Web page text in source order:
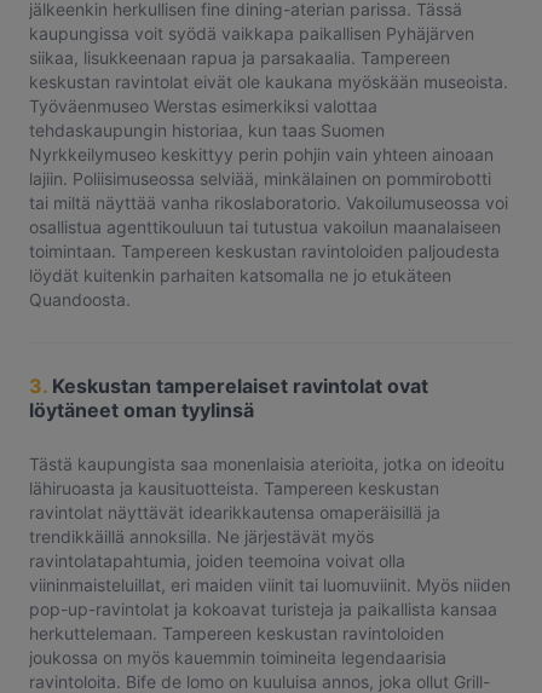
jälkeenkin herkullisen fine dining-aterian parissa. Tässä
kaupungissa voit syödä vaikkapa paikallisen Pyhäjärven
siikaa, lisukkeenaan rapua ja parsakaalia. Tampereen
keskustan ravintolat eivät ole kaukana myöskään museoista.
Työväenmuseo Werstas esimerkiksi valottaa
tehdaskaupungin historiaa, kun taas Suomen
Nyrkkeilymuseo keskittyy perin pohjin vain yhteen ainoaan
lajiin. Poliisimuseossa selviää, minkälainen on pommirobotti
tai miltä näyttää vanha rikoslaboratorio. Vakoilumuseossa voi
osallistua agenttikouluun tai tutustua vakoilun maanalaiseen
toimintaan. Tampereen keskustan ravintoloiden paljoudesta
löydät kuitenkin parhaiten katsomalla ne jo etukäteen
Quandoosta.
3. Keskustan tamperelaiset ravintolat ovat
löytäneet oman tyylinsä
Tästä kaupungista saa monenlaisia aterioita, jotka on ideoitu
lähiruoasta ja kausituotteista. Tampereen keskustan
ravintolat näyttävät idearikkautensa omaperäisillä ja
trendikkäillä annoksilla. Ne järjestävät myös
ravintolatapahtumia, joiden teemoina voivat olla
viininmaisteluillat, eri maiden viinit tai luomuviinit. Myös niiden
pop-up-ravintolat ja kokoavat turisteja ja paikallista kansaa
herkuttelemaan. Tampereen keskustan ravintoloiden
joukossa on myös kauemmin toimineita legendaarisia
ravintoloita. Bife de lomo on kuuluisa annos, joka ollut Grill-